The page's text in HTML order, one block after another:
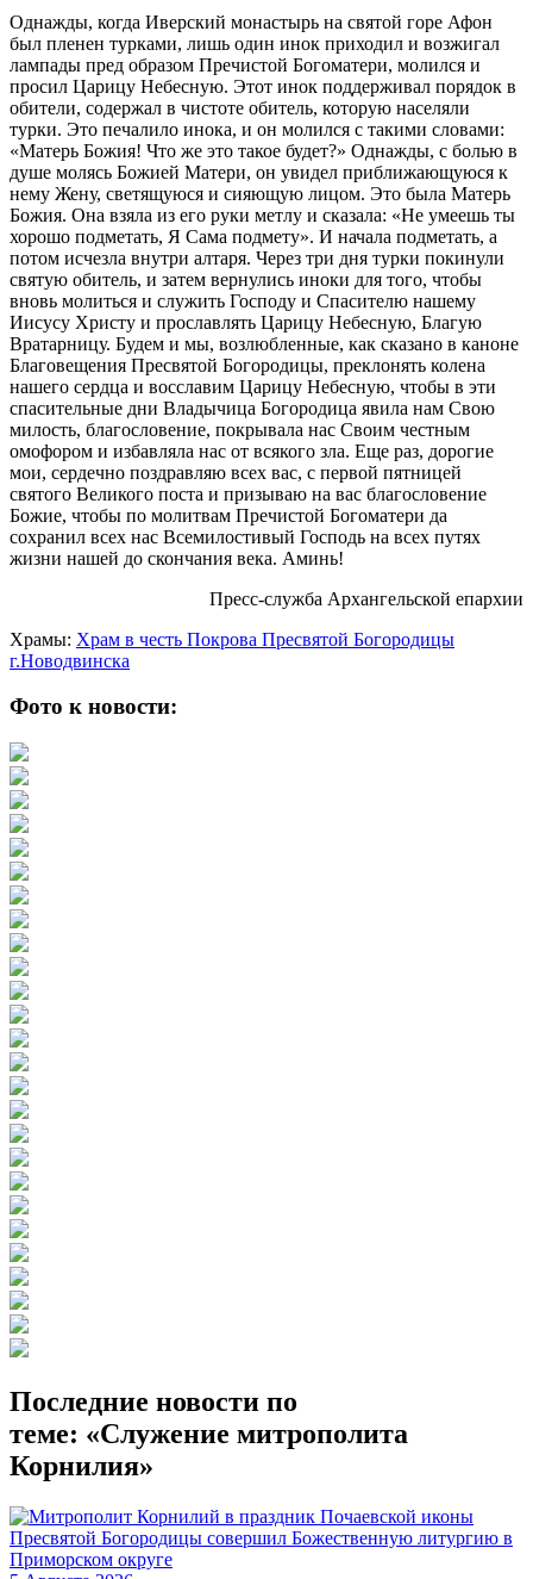
Однажды, когда Иверский монастырь на святой горе Афон
был пленен турками, лишь один инок приходил и возжигал
лампады пред образом Пречистой Богоматери, молился и
просил Царицу Небесную. Этот инок поддерживал порядок в
обители, содержал в чистоте обитель, которую населяли
турки. Это печалило инока, и он молился с такими словами:
«Матерь Божия! Что же это такое будет?» Однажды, с болью в
душе молясь Божией Матери, он увидел приближающуюся к
нему Жену, светящуюся и сияющую лицом. Это была Матерь
Божия. Она взяла из его руки метлу и сказала: «Не умеешь ты
хорошо подметать, Я Сама подмету». И начала подметать, а
потом исчезла внутри алтаря. Через три дня турки покинули
святую обитель, и затем вернулись иноки для того, чтобы
вновь молиться и служить Господу и Спасителю нашему
Иисусу Христу и прославлять Царицу Небесную, Благую
Вратарницу. Будем и мы, возлюбленные, как сказано в каноне
Благовещения Пресвятой Богородицы, преклонять колена
нашего сердца и восславим Царицу Небесную, чтобы в эти
спасительные дни Владычица Богородица явила нам Свою
милость, благословение, покрывала нас Своим честным
омофором и избавляла нас от всякого зла. Еще раз, дорогие
мои, сердечно поздравляю всех вас, с первой пятницей
святого Великого поста и призываю на вас благословение
Божие, чтобы по молитвам Пречистой Богоматери да
сохранил всех нас Всемилостивый Господь на всех путях
жизни нашей до скончания века. Аминь!
Пресс-служба Архангельской епархии
Храмы: Храм в честь Покрова Пресвятой Богородицы
г.Новодвинска
Фото к новости:
Последние новости по
теме: «Служение митрополита
Корнилия»